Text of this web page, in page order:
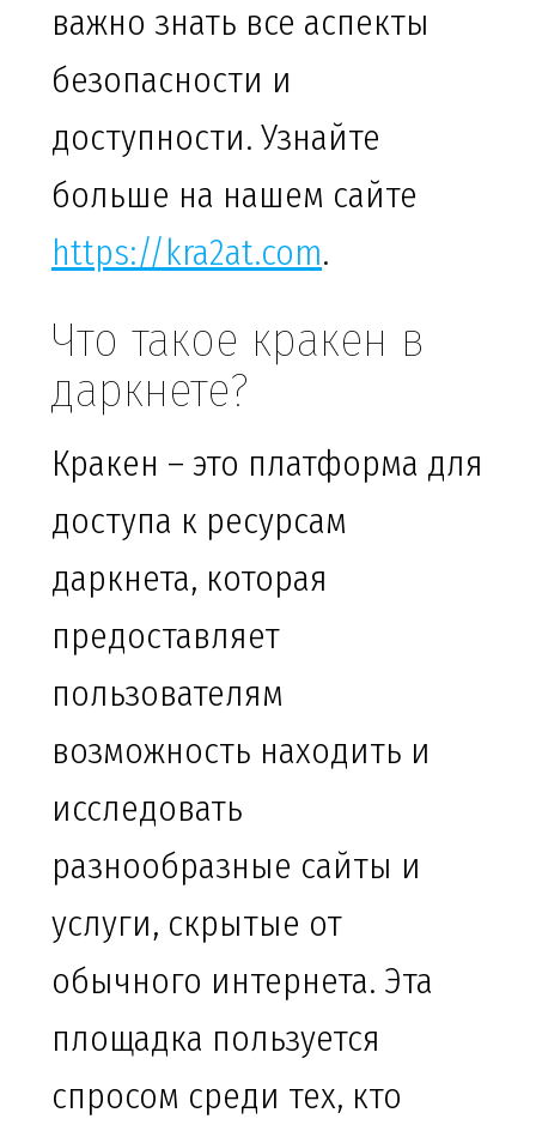
важно знать все аспекты
безопасности и
доступности. Узнайте
больше на нашем сайте
https://kra2at.com.
Что такое кракен в
даркнете?
Кракен – это платформа для
доступа к ресурсам
даркнета, которая
предоставляет
пользователям
возможность находить и
исследовать
разнообразные сайты и
услуги, скрытые от
обычного интернета. Эта
площадка пользуется
спросом среди тех, кто